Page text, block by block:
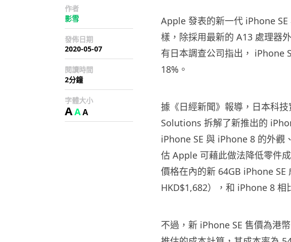
作者
影雪
發佈日期
2020-05-07
閱讀時間
2分鐘
字體大小
AAA
Apple 發表的新一代 iPhone
樣，除採用最新的 A13 處理器
有日本調查公司指出， iPhone
18%。
據《日經新聞》報導，日本科
Solutions 拆解了新推出的
iPhone SE 與 iPhone 8 的外觀
估 Apple 可藉此做法降低零件
價格在內的新 64GB iPhone SE
HKD$1,682），和 iPhone 8 相
不過，新 iPhone SE 售價為港